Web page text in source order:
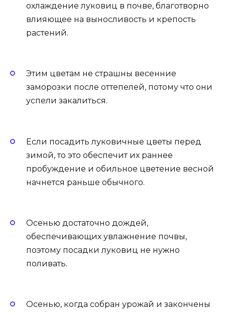
охлаждение луковиц в почве, благотворно
влияющее на выносливость и крепость
растений.
Этим цветам не страшны весенние
заморозки после оттепелей, потому что они
успели закалиться.
Если посадить луковичные цветы перед
зимой, то это обеспечит их раннее
пробуждение и обильное цветение весной
начнется раньше обычного.
Осенью достаточно дождей,
обеспечивающих увлажнение почвы,
поэтому посадки луковиц не нужно
поливать.
Осенью, когда собран урожай и закончены